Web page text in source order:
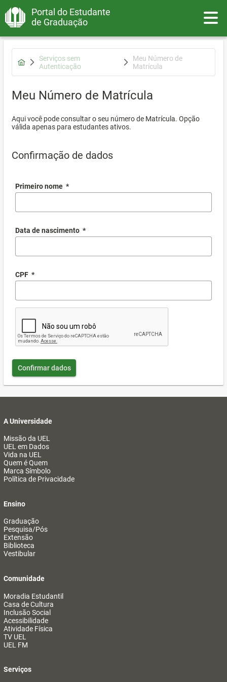
Portal do Estudante
de Graduação
Serviços sem
Autenticação
Meu Número de
Matrícula
Meu Número de Matrícula
Aqui você pode consultar o seu número de Matrícula. Opção
válida apenas para estudantes ativos.
Confirmação de dados
Primeiro nome *
Data de nascimento *
CPF *
Confirmar dados
A Universidade
Missão da UEL
UEL em Dados
Vida na UEL
Quem é Quem
Marca Símbolo
Política de Privacidade
Ensino
Graduação
Pesquisa/Pós
Extensão
Biblioteca
Vestibular
Comunidade
Moradia Estudantil
Casa de Cultura
Inclusão Social
Acessibilidade
Atividade Física
TV UEL
UEL FM
Serviços